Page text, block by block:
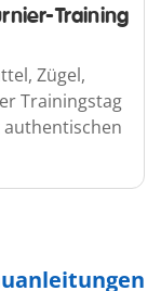
Training
Zügel,
Trainingstag